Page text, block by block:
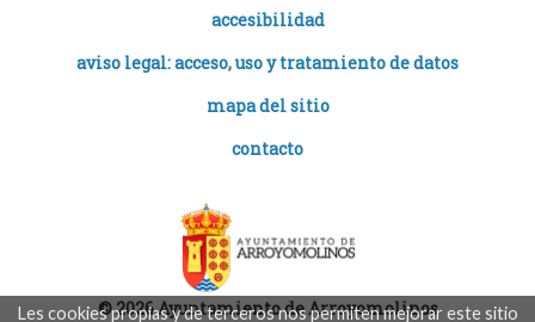
Les cookies propias y de terceros nos permiten mejorar este sitio
accesibilidad
aviso legal: acceso, uso y tratamiento de datos
mapa del sitio
contacto
© 2026 Ayuntamiento de Arroyomolinos